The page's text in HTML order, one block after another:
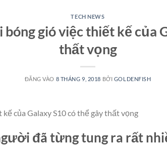
TECH NEWS
bóng gió việc thiết kế của
thất vọng
ĐĂNG VÀO 8 THÁNG 9, 2018 BỞI GOLDENFISH
của Galaxy S10 có thể gây thất vọng
đã từng tung ra rất